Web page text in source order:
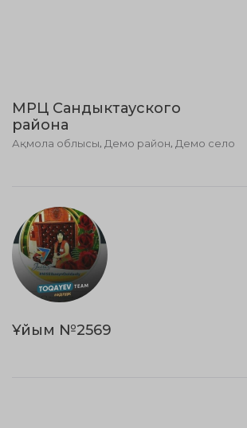
МРЦ Сандыктауского
района
Ақмола облысы, Демо район, Демо село
Ұйым №2569